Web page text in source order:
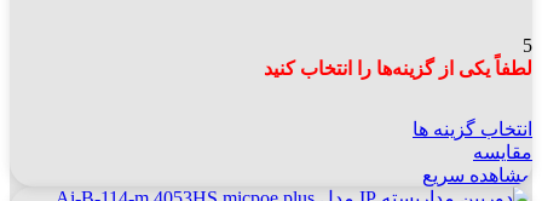
5
لطفاً یکی از گزینه‌ها را انتخاب کنید
انتخاب گزینه ها
مقایسه
مشاهده سریع